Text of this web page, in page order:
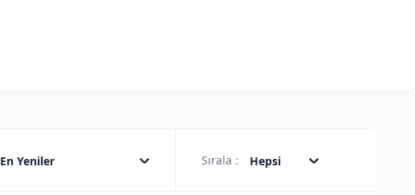
En Yeniler Sırala : Hepsi